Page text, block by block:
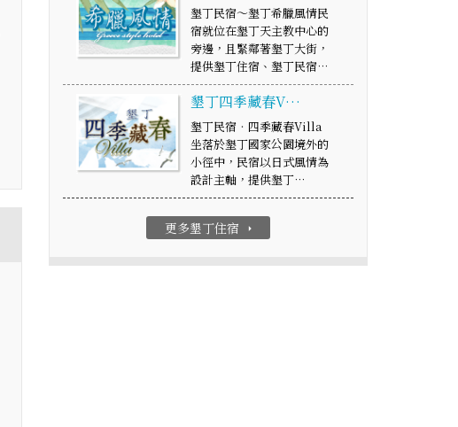
墾丁民宿～墾丁希臘風情民
宿就位在墾丁天主教中心的
旁邊，且緊鄰著墾丁大街，
提供墾丁住宿、墾丁民宿…
墾丁四季藏春V…
墾丁民宿‧四季藏春Villa
坐落於墾丁國家公園境外的
小徑中，民宿以日式風情為
設計主軸，提供墾丁…
更多墾丁住宿 arrow_right